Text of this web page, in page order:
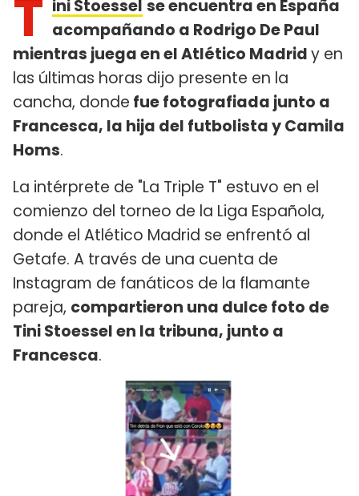
T ini Stoessel se encuentra en España
acompañando a Rodrigo De Paul
mientras juega en el Atlético Madridy en
las últimas horas dijo presente en la
cancha, donde fue fotografiada junto a
Francesca, la hija del futbolista y Camila
Homs.
La intérprete de "La Triple T" estuvo en el
comienzo del torneo de la Liga Española,
donde el Atlético Madrid se enfrentó al
Getafe. A través de una cuenta de
Instagram de fanáticos de la flamante
pareja, compartieron una dulce foto de
Tini Stoessel en la tribuna, junto a
Francesca.